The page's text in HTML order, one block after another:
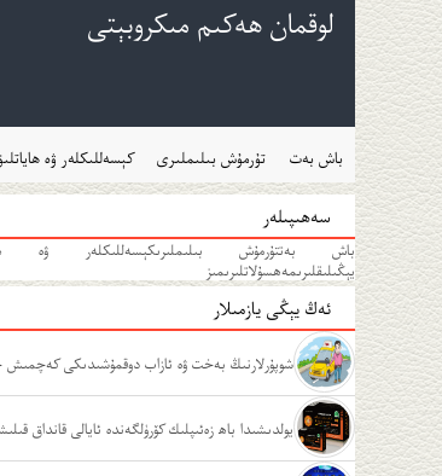
لوقمان ھەكىم مىكروبېتى
باش بەت تۇرمۇش بىلىملىرى كېسەللىكلەر ۋە
سەھىپىلەر
باش بەتتۇرمۇش بىلىملىرىكېسەللىكلەر ۋە
يېڭىلىقلىرىمەھسۇلاتلىرىمىز
ئەڭ يېڭى يازمىلار
شوپۇرلارنىڭ بەخت ۋە ئازاب دوقمۇشىدىكى كەچمىش
يولدىشىدا باھ زەئىپلىك كۆرۈلگەندە ئايالى قانداق